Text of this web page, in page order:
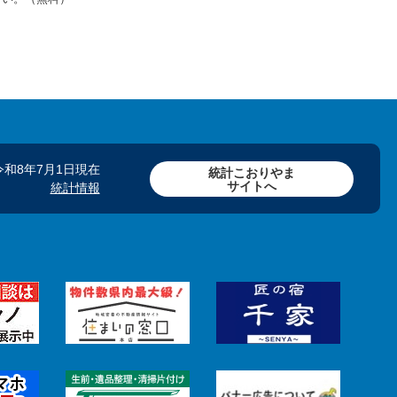
和8年7月1日現在
統計情報
統計こおりやま
サイトへ